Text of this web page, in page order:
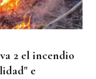
2 el incendio
e